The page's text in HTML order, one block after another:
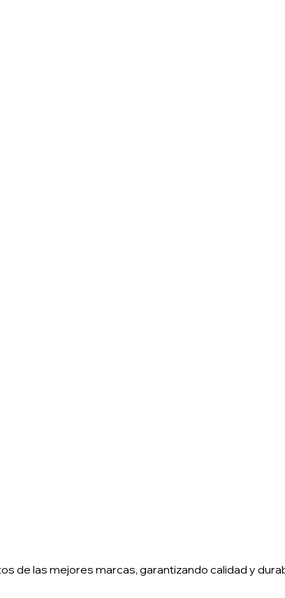
de las mejores marcas, garantizando calidad y